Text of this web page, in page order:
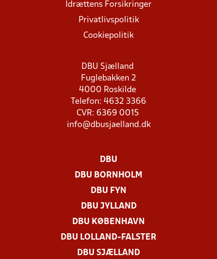
Idrættens Forsikringer
Privatlivspolitik
Cookiepolitik
DBU Sjælland
Fuglebakken 2
4000 Roskilde
Telefon: 4632 3366
CVR: 6369 0015
info@dbusjaelland.dk
DBU
DBU BORNHOLM
DBU FYN
DBU JYLLAND
DBU KØBENHAVN
DBU LOLLAND-FALSTER
DBU SJÆLLAND